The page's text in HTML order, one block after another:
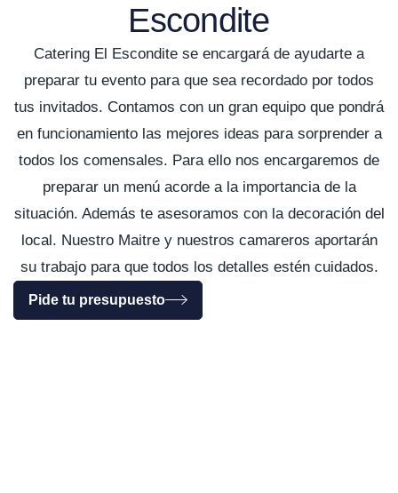
Escondite
Catering El Escondite se encargará de ayudarte a
preparar tu evento para que sea recordado por todos
tus invitados. Contamos con un gran equipo que pondrá
en funcionamiento las mejores ideas para sorprender a
todos los comensales. Para ello nos encargaremos de
preparar un menú acorde a la importancia de la
situación. Además te asesoramos con la decoración del
local. Nuestro Maitre y nuestros camareros aportarán
su trabajo para que todos los detalles estén cuidados.
Pide tu presupuesto